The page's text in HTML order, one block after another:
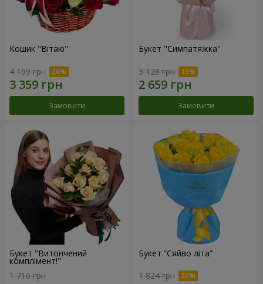
Кошик "Вітаю"
4 199 грн
Замовити
Букет "Симпатяжка"
3 128 грн
Замовити
Букет "Витончений
комплімент!"
1 716 грн
Букет “Сяйво літа”
1 824 грн